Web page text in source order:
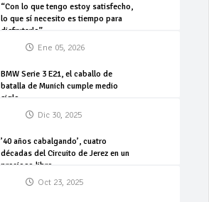
“Con lo que tengo estoy satisfecho,
lo que sí necesito es tiempo para
disfrutarlo”
Ene 05, 2026
BMW Serie 3 E21, el caballo de
batalla de Munich cumple medio
siglo
Dic 30, 2025
’40 años cabalgando’, cuatro
décadas del Circuito de Jerez en un
precioso libro
Oct 23, 2025